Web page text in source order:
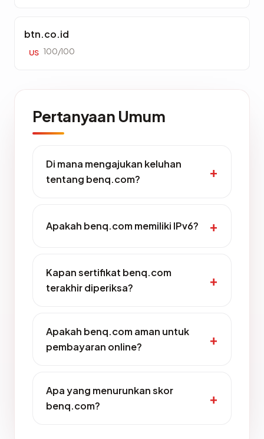
btn.co.id
US 100/100
Pertanyaan Umum
Di mana mengajukan keluhan
tentang benq.com?
Apakah benq.com memiliki IPv6?
Kapan sertifikat benq.com
terakhir diperiksa?
Apakah benq.com aman untuk
pembayaran online?
Apa yang menurunkan skor
benq.com?